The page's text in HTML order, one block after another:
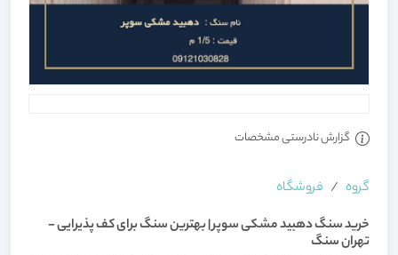
گزارش نادرستی مشخصات
گروه
فروشگاه
خرید سنگ دهبید مشکی سوپر | بهترین سنگ برای کف پذیرایی -
تهران سنگ